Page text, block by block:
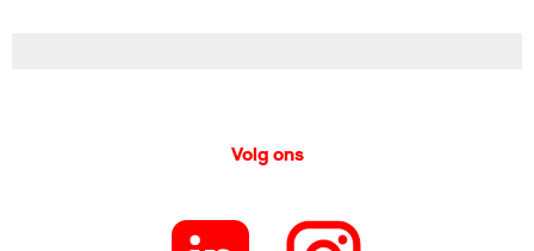
Volg ons